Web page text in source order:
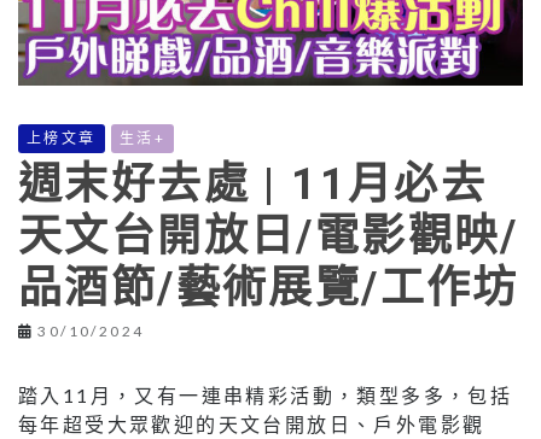
上榜文章 生活+
週末好去處 | 11月必去
天文台開放日/電影觀映/
品酒節/藝術展覽/工作坊
30/10/2024
踏入11月，又有一連串精彩活動，類型多多，包括
每年超受大眾歡迎的天文台開放日、戶外電影觀